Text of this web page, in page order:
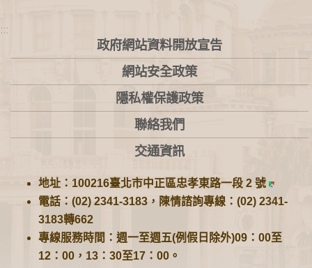
:::
政府網站資料開放宣告
網站安全政策
隱私權保護政策
聯絡我們
交通資訊
地址：100216臺北市中正區忠孝東路一段 2 號
電話：(02) 2341-3183，陳情諮詢專線：(02) 2341-
3183轉662
專線服務時間：週一至週五(例假日除外)09：00至
12：00，13：30至17：00。